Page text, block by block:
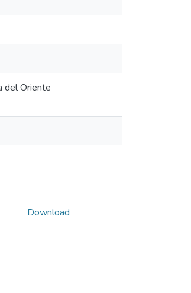
del Oriente
Download